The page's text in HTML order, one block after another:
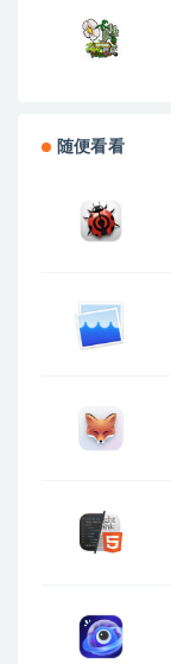
随便看看